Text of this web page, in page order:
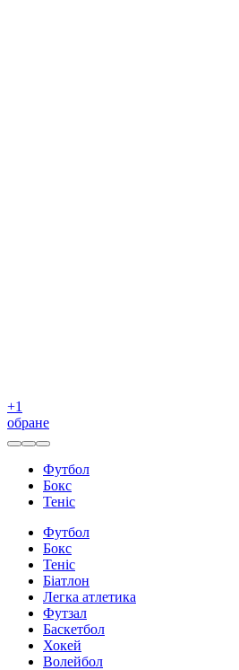
+1
обране
Футбол
Бокс
Теніс
Футбол
Бокс
Теніс
Біатлон
Легка атлетика
Футзал
Баскетбол
Хокей
Волейбол